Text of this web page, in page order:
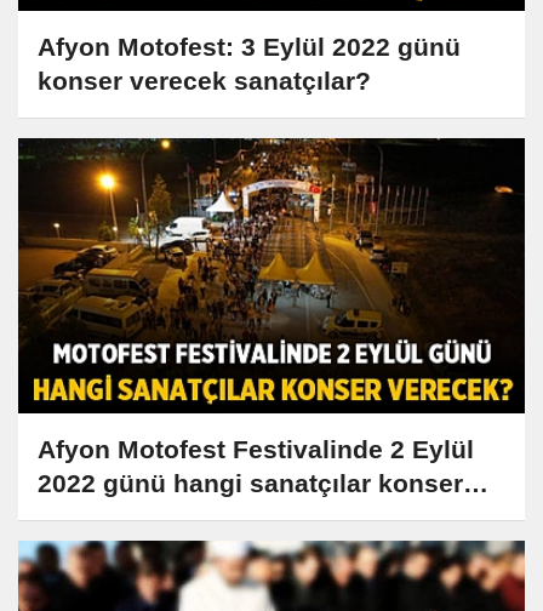
Afyon Motofest: 3 Eylül 2022 günü
konser verecek sanatçılar?
Afyon Motofest Festivalinde 2 Eylül
2022 günü hangi sanatçılar konser
verecek?